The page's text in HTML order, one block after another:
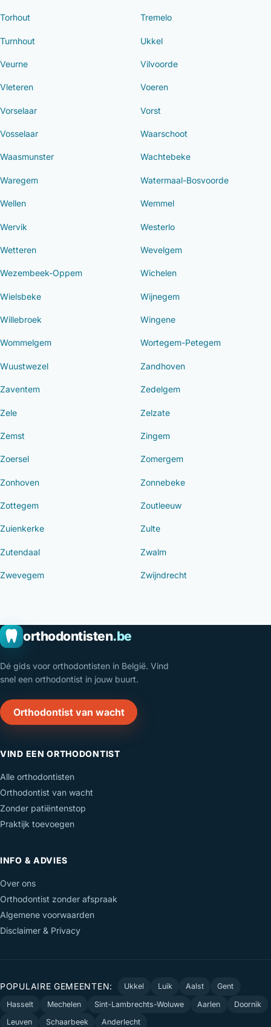
Torhout Tremelo
Turnhout Ukkel
Veurne Vilvoorde
Vleteren Voeren
Vorselaar Vorst
Vosselaar Waarschoot
Waasmunster Wachtebeke
Waregem Watermaal-Bosvoorde
Wellen Wemmel
Wervik Westerlo
Wetteren Wevelgem
Wezembeek-Oppem Wichelen
Wielsbeke Wijnegem
Willebroek Wingene
Wommelgem Wortegem-Petegem
Wuustwezel Zandhoven
Zaventem Zedelgem
Zele Zelzate
Zemst Zingem
Zoersel Zomergem
Zonhoven Zonnebeke
Zottegem Zoutleeuw
Zuienkerke Zulte
Zutendaal Zwalm
Zwevegem Zwijndrecht
orthodontisten.be
Dé gids voor orthodontisten in België. Vind
snel een orthodontist in jouw buurt.
Orthodontist van wacht
VIND EEN ORTHODONTIST
Alle orthodontisten
Orthodontist van wacht
Zonder patiëntenstop
Praktijk toevoegen
INFO & ADVIES
Over ons
Orthodontist zonder afspraak
Algemene voorwaarden
Disclaimer & Privacy
POPULAIRE GEMEENTEN: Ukkel Luik Aalst
Gent
Hasselt
Mechelen Sint-Lambrechts-Woluwe Aarlen
Doornik
Leuven
Schaarbeek Anderlecht